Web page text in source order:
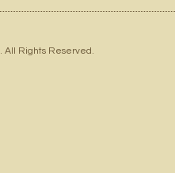
. All Rights Reserved.